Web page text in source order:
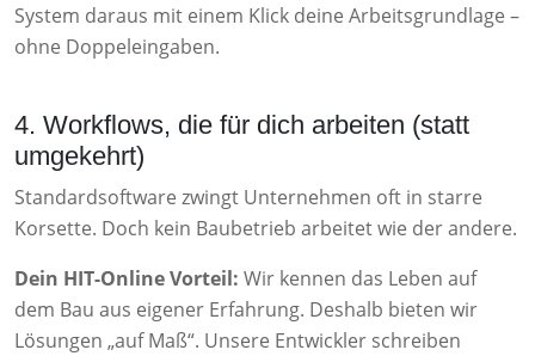
System daraus mit einem Klick deine Arbeitsgrundlage –
ohne Doppeleingaben.
4. Workflows, die für dich arbeiten (statt
umgekehrt)
Standardsoftware zwingt Unternehmen oft in starre
Korsette. Doch kein Baubetrieb arbeitet wie der andere.
Dein HIT-Online Vorteil: Wir kennen das Leben auf
dem Bau aus eigener Erfahrung. Deshalb bieten wir
Lösungen „auf Maß“. Unsere Entwickler schreiben